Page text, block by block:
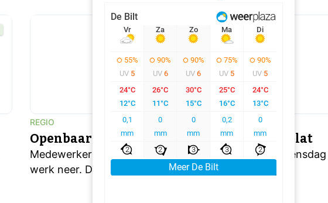
REGIO
Openbaar vervoer in september dag lang plat
Medewerkers in het openbaar vervoer leggen op
werk neer. Dat meldt vakbond FNV.